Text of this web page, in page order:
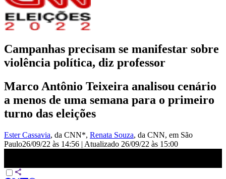
Campanhas precisam se manifestar sobre
violência política, diz professor
Marco Antônio Teixeira analisou cenário
a menos de uma semana para o primeiro
turno das eleições
Ester Cassavia, da CNN*, Renata Souza, da CNN, em São
Paulo26/09/22 às 14:56 | Atualizado 26/09/22 às 15:00